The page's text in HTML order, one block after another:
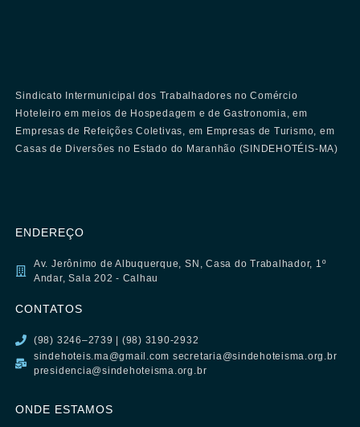
Sindicato Intermunicipal dos Trabalhadores no Comércio
Hoteleiro em meios de Hospedagem e de Gastronomia, em
Empresas de Refeições Coletivas, em Empresas de Turismo, em
Casas de Diversões no Estado do Maranhão (SINDEHOTÉIS-MA)
ENDEREÇO
Av. Jerônimo de Albuquerque, SN, Casa do Trabalhador, 1º
Andar, Sala 202 - Calhau
CONTATOS
(98) 3246–2739 | (98) 3190-2932
sindehoteis.ma@gmail.com secretaria@sindehoteisma.org.br
presidencia@sindehoteisma.org.br
ONDE ESTAMOS